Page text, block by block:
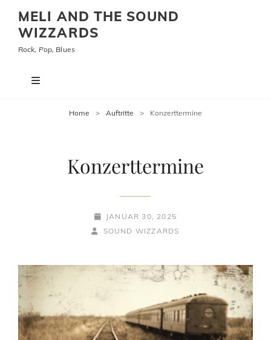
MELI AND THE SOUND
WIZZARDS
Rock, Pop, Blues
Home > Auftritte > Konzerttermine
Konzerttermine
POSTED-
ON
JANUAR 30, 2025
BY
BYLINE
SOUND WIZZARDS